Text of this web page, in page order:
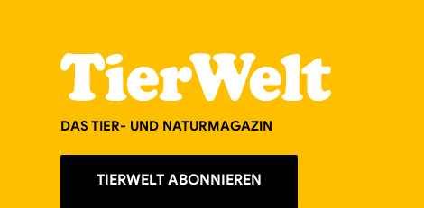
DAS TIER- UND NATURMAGAZIN
TIERWELT ABONNIEREN